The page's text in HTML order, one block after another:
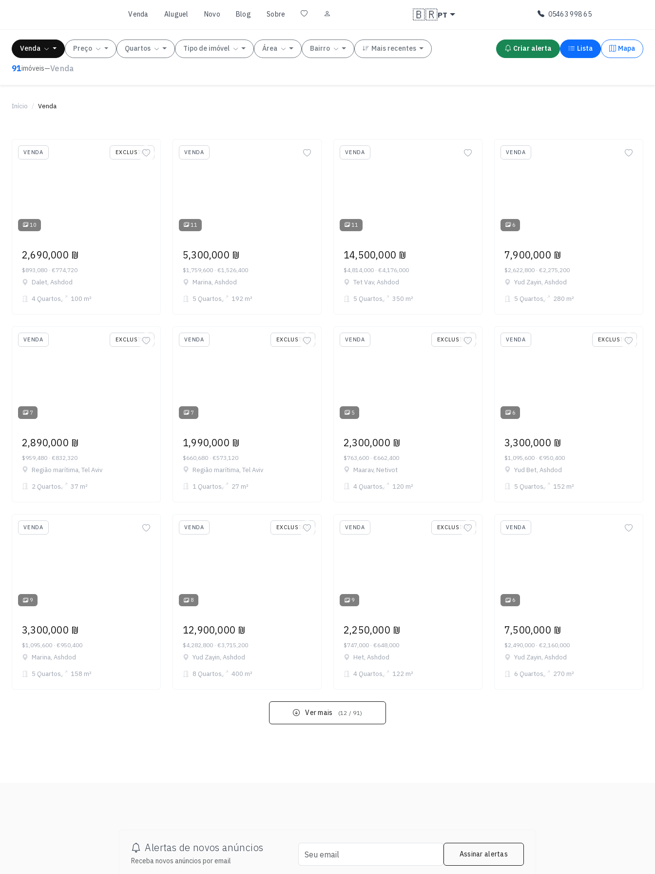
Venda Aluguel Novo Blog Sobre 🇧🇷PT 05463 998 65
Venda Preço Quartos Tipo de imóvel Área Bairro Mais recentes Criar alerta Lista Mapa
91imóveis—Venda
Início Venda
VENDA EXCLUSIVO
10
2,690,000 ₪
$893,080 · €774,720
Dalet, Ashdod
4 Quartos
100 m²
VENDA
11
5,300,000 ₪
$1,759,600 · €1,526,400
Marina, Ashdod
5 Quartos
192 m²
VENDA
11
14,500,000 ₪
$4,814,000 · €4,176,000
Tet Vav, Ashdod
5 Quartos
350 m²
VENDA
6
7,900,000 ₪
$2,622,800 · €2,275,200
Yud Zayin, Ashdod
5 Quartos
280 m²
VENDA EXCLUSIVO
7
2,890,000 ₪
$959,480 · €832,320
Região marítima, Tel Aviv
2 Quartos
37 m²
VENDA EXCLUSIVO
7
1,990,000 ₪
$660,680 · €573,120
Região marítima, Tel Aviv
1 Quartos
27 m²
VENDA EXCLUSIVO
5
2,300,000 ₪
$763,600 · €662,400
Maarav, Netivot
4 Quartos
120 m²
VENDA EXCLUSIVO
6
3,300,000 ₪
$1,095,600 · €950,400
Yud Bet, Ashdod
5 Quartos
152 m²
VENDA
9
3,300,000 ₪
$1,095,600 · €950,400
Marina, Ashdod
5 Quartos
158 m²
VENDA EXCLUSIVO
8
12,900,000 ₪
$4,282,800 · €3,715,200
Yud Zayin, Ashdod
8 Quartos
400 m²
VENDA EXCLUSIVO
9
2,250,000 ₪
$747,000 · €648,000
Het, Ashdod
4 Quartos
122 m²
VENDA
6
7,500,000 ₪
$2,490,000 · €2,160,000
Yud Zayin, Ashdod
6 Quartos
270 m²
Ver mais (12 / 91)
Alertas de novos anúncios
Receba novos anúncios por email
Assinar alertas